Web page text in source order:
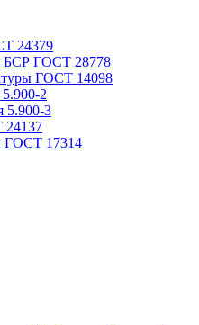
24379
БСР ГОСТ 28778
ГОСТ 14098
5.900-2
5.900-3
ГОСТ 17314